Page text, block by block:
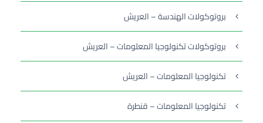
بروتوكولات الهندسة – العريش
بروتوكولات تكنولوجيا المعلومات – العريش
تكنولوجيا المعلومات – العريش
تكنولوجيا المعلومات – قنطرة